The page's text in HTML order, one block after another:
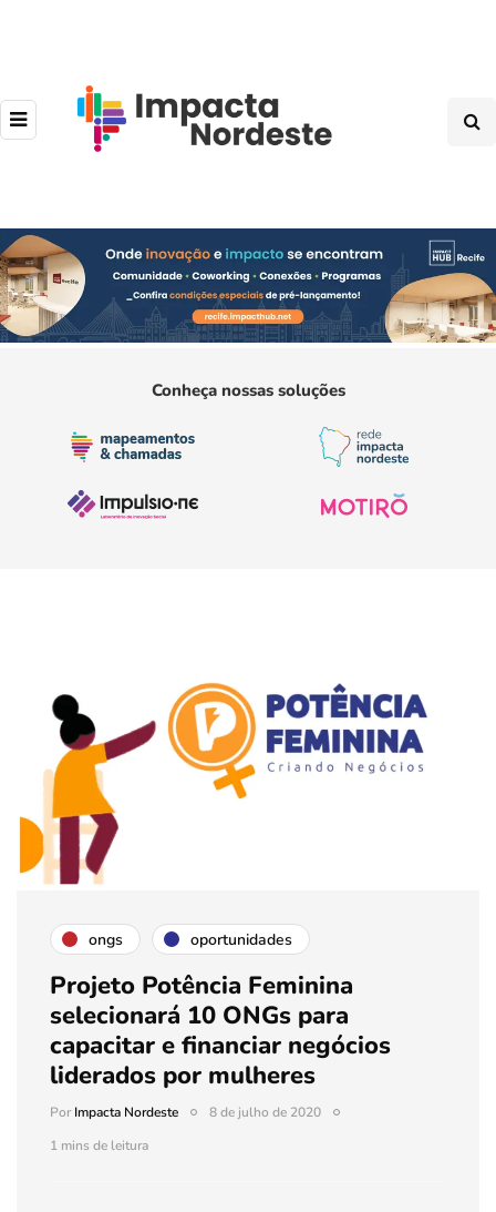
Conheça nossas soluções
ongs oportunidades
Projeto Potência Feminina
selecionará 10 ONGs para
capacitar e financiar negócios
liderados por mulheres
PorImpacta Nordeste
8 de julho de 2020
1 mins de leitura